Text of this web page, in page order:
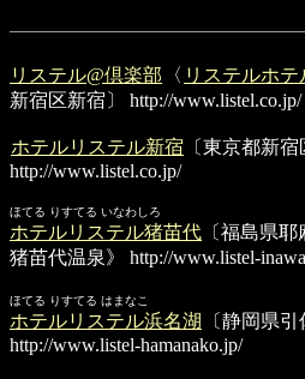
リステル@倶楽部 〈 リステルホテ
新宿区新宿〕
http://www.listel.co.jp/
ホテルリステル新宿 〔東京都新宿
http://www.listel.co.jp/
ほてる りすてる いなわしろ
ホテルリステル猪苗代 〔福島県
猪苗代温泉》
http://www.listel-
ほてる りすてる はまなこ
ホテルリステル浜名湖
〔静岡県
http://www.listel-hamanako.jp/